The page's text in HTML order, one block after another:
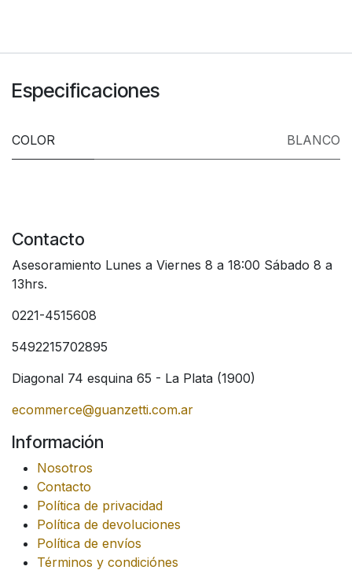
Especificaciones
COLOR BLANCO
Contacto
Asesoramiento Lunes a Viernes 8 a 18:00 Sábado 8 a
13hrs.
0221-4515608
5492215702895
Diagonal 74 esquina 65 - La Plata (1900)
ecommerce@guanzetti.com.ar
Información
Nosotros
Contacto
Política de privacidad
Política de devoluciones
Política de envíos
Términos y condiciónes